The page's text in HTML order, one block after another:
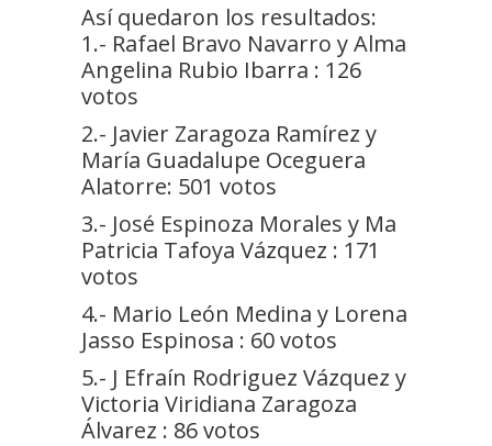
Así quedaron los resultados:
1.- Rafael Bravo Navarro y Alma
Angelina Rubio Ibarra : 126
votos
2.- Javier Zaragoza Ramírez y
María Guadalupe Oceguera
Alatorre: 501 votos
3.- José Espinoza Morales y Ma
Patricia Tafoya Vázquez : 171
votos
4.- Mario León Medina y Lorena
Jasso Espinosa : 60 votos
5.- J Efraín Rodriguez Vázquez y
Victoria Viridiana Zaragoza
Álvarez : 86 votos